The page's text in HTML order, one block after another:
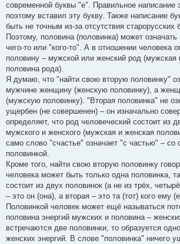
современной буквы "е". Правильное написание
поэтому вставил эту букву. Также написание
быть не точным из-за отсутствия старорусских
Поэтому, половина (половинка) может означать
чего-то или "кого-то". А в отношении человека
половину – мужской или женский род (мужская
половина рода).
Я думаю, что "найти свою вторую половинку"
мужчине женщину (женскую половинку), а
(мужскую половинку). "Вторая половинка" не
ущербен (не совершенен) – он изначально
определяет, что род человеческий состоит из
мужского и женского (мужская и женская
само слово "счастье" означает "с частью" – со
половинкой.
Кроме того, найти свою вторую половинку
человека может быть только одна половинка,
состоит из двух половинок (а не из трёх,
– это он (она), а вторая – это та (тот) кого ему
Половинкой человек может ещё называться
половина энергий мужских и половина –
встречаются две половинки, то образуется
женских энергий. В слове "половинка" ничего